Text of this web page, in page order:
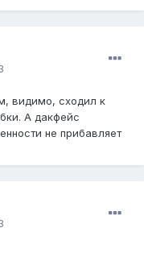
видимо, сходил к
А дакфейс
не прибавляет